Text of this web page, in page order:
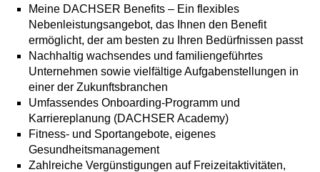
Meine DACHSER Benefits – Ein flexibles
Nebenleistungsangebot, das Ihnen den Benefit
ermöglicht, der am besten zu Ihren Bedürfnissen passt
Nachhaltig wachsendes und familiengeführtes
Unternehmen sowie vielfältige Aufgabenstellungen in
einer der Zukunftsbranchen
Umfassendes Onboarding-Programm und
Karriereplanung (DACHSER Academy)
Fitness- und Sportangebote, eigenes
Gesundheitsmanagement
Zahlreiche Vergünstigungen auf Freizeitaktivitäten,